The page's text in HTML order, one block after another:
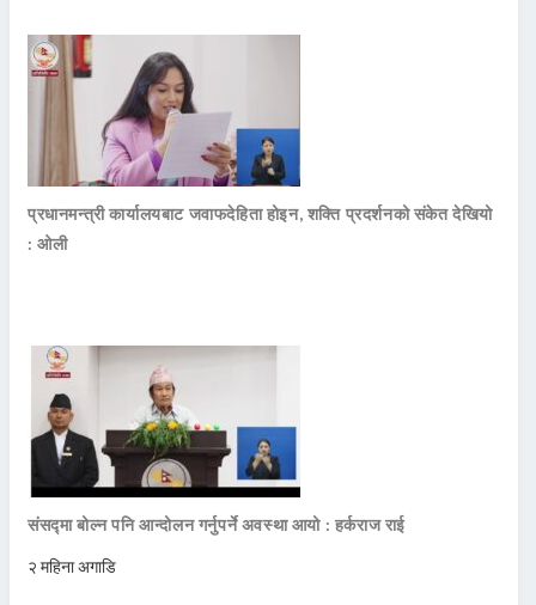
प्रधानमन्त्री कार्यालयबाट जवाफदेहिता होइन, शक्ति प्रदर्शनको संकेत देखियो
: ओली
संसद्मा बोल्न पनि आन्दोलन गर्नुपर्ने अवस्था आयो : हर्कराज राई
२ महिना अगाडि